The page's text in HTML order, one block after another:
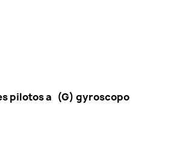
pilotos a (G) gyroscopo